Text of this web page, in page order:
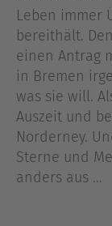
Leben immer
bereithält.
einen Antrag
in Bremen
was sie will.
Auszeit und
Norderney.
Sterne und
anders aus ...